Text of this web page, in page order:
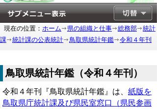
現在の位置： ホーム 県の組織と仕事 総務部
統計
課
統計課の公表統計 鳥取県統計年鑑 令和４年刊
鳥取県統計年鑑（令和４年刊）
令和４年刊『鳥取県統計年鑑』は、 紙版を
鳥取県庁統計課及び県民室窓口（県民参画